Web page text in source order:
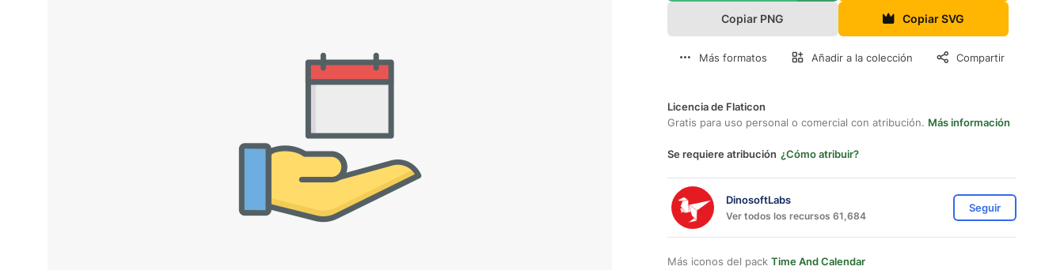
Copiar PNG Copiar SVG
Más formatos Añadir a la colección Compartir
Licencia de Flaticon
Gratis para uso personal o comercial con atribución. Más información
Se requiere atribución ¿Cómo atribuir?
DinosoftLabs
Ver todos los recursos 61,684
Seguir
Más iconos del pack Time And Calendar